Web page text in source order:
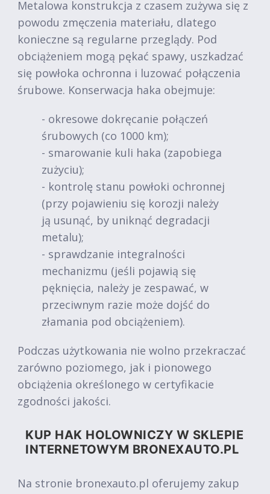
Metalowa konstrukcja z czasem zużywa się z
powodu zmęczenia materiału, dlatego
konieczne są regularne przeglądy. Pod
obciążeniem mogą pękać spawy, uszkadzać
się powłoka ochronna i luzować połączenia
śrubowe. Konserwacja haka obejmuje:
- okresowe dokręcanie połączeń
śrubowych (co 1000 km);
- smarowanie kuli haka (zapobiega
zużyciu);
- kontrolę stanu powłoki ochronnej
(przy pojawieniu się korozji należy
ją usunąć, by uniknąć degradacji
metalu);
- sprawdzanie integralności
mechanizmu (jeśli pojawią się
pęknięcia, należy je zespawać, w
przeciwnym razie może dojść do
złamania pod obciążeniem).
Podczas użytkowania nie wolno przekraczać
zarówno poziomego, jak i pionowego
obciążenia określonego w certyfikacie
zgodności jakości.
KUP HAK HOLOWNICZY W SKLEPIE
INTERNETOWYM BRONEXAUTO.PL
Na stronie bronexauto.pl oferujemy zakup